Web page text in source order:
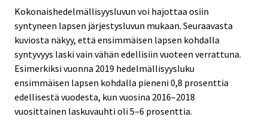
Kokonaishedelmällisyysluvun voi hajottaa osiin
syntyneen lapsen järjestysluvun mukaan. Seuraavasta
kuviosta näkyy, että ensimmäisen lapsen kohdalla
syntyvyys laski vain vähän edellisiin vuoteen verrattuna.
Esimerkiksi vuonna 2019 hedelmällisyysluku
ensimmäisen lapsen kohdalla pieneni 0,8 prosenttia
edellisestä vuodesta, kun vuosina 2016–2018
vuosittainen laskuvauhti oli 5–6 prosenttia.